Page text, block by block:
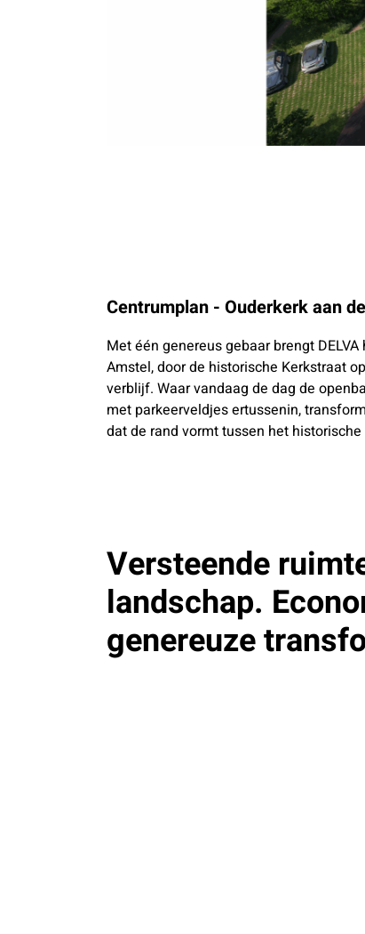
Centrumplan - Ouderkerk aan
Met één genereus gebaar brengt
Amstel, door de historische Kerkstraat
verblijf. Waar vandaag de dag de
met parkeerveldjes ertussenin,
dat de rand vormt tussen het
Versteende
landschap.
genereuze